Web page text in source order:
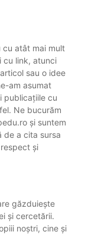
cu atât mai mult
cu link, atunci
sau o idee
am asumat
publicațiile cu
Ne bucurăm
și suntem
de a cita sursa
și
găzduiește
și cercetării.
noștri, cine și